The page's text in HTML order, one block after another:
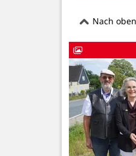
Nach oben